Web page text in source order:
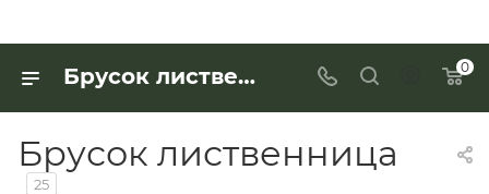
Брусок лиственница по выгодной цене - купить в «Интерьер Дом» 0
Брусок лиственница
25